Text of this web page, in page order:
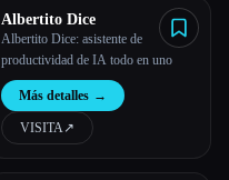
Albertito Dice
Albertito Dice: asistente de
productividad de IA todo en uno
Más detalles →
VISITA↗︎